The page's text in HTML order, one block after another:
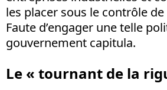
les placer sous le contrôle
Faute d’engager une telle
gouvernement capitula.
Le « tournant de la